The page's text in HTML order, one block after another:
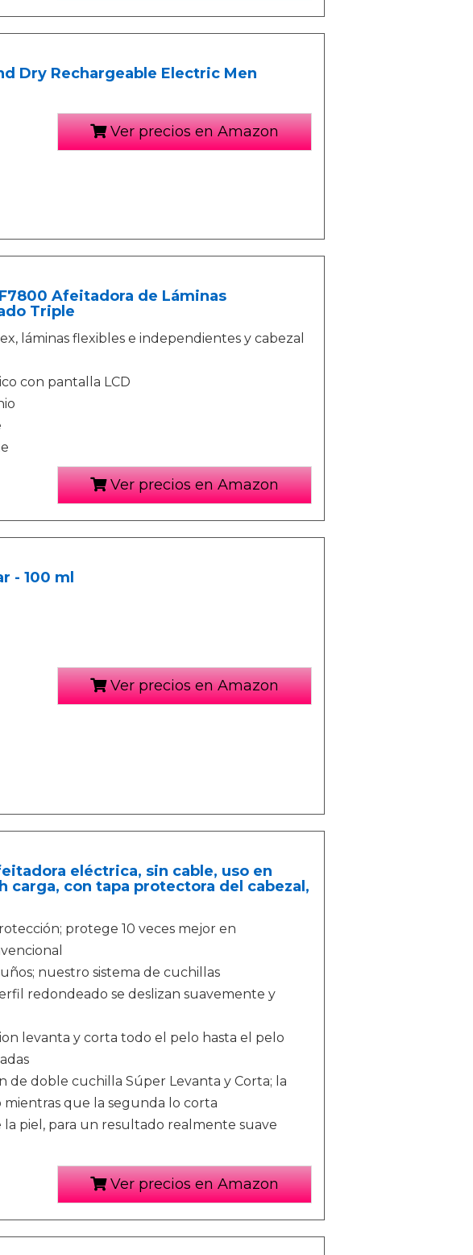
Dry Rechargeable Electric Men
Ver precios en Amazon
Afeitadora de Láminas
Triple
láminas flexibles e independientes y cabezal
con pantalla LCD
Ver precios en Amazon
- 100 ml
Ver precios en Amazon
eléctrica, sin cable, uso en
carga, con tapa protectora del cabezal,
protege 10 veces mejor en
nuestro sistema de cuchillas
redondeado se deslizan suavemente y
levanta y corta todo el pelo hasta el pelo
de doble cuchilla Súper Levanta y Corta; la
que la segunda lo corta
piel, para un resultado realmente suave
Ver precios en Amazon